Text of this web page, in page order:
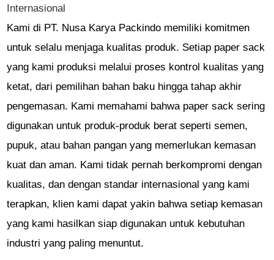
Internasional
Kami di PT. Nusa Karya Packindo memiliki komitmen
untuk selalu menjaga kualitas produk. Setiap paper sack
yang kami produksi melalui proses kontrol kualitas yang
ketat, dari pemilihan bahan baku hingga tahap akhir
pengemasan. Kami memahami bahwa paper sack sering
digunakan untuk produk-produk berat seperti semen,
pupuk, atau bahan pangan yang memerlukan kemasan
kuat dan aman. Kami tidak pernah berkompromi dengan
kualitas, dan dengan standar internasional yang kami
terapkan, klien kami dapat yakin bahwa setiap kemasan
yang kami hasilkan siap digunakan untuk kebutuhan
industri yang paling menuntut.